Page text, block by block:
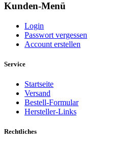
Kunden-Menü
Login
Passwort vergessen
Account erstellen
Service
Startseite
Versand
Bestell-Formular
Hersteller-Links
Rechtliches